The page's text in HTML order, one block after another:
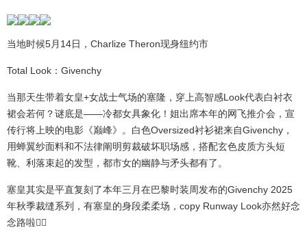
当地时候5月14日，Charlize Theron现身纽约市
Total Look：Givenchy
当那天生带着女皇+女战士气场的塞隆，穿上高智感Look代表白衬衣
裙会若何？谜底是——冷都女具象化！姐出席本年的网飞推介会，宣
传行将上映的电影《巅峰》。白色Oversized衬衫裙来自Givenchy，
用蝉翼纱面料和不法律阐明剪裁破坏职场感，搭配玄色皮质方头短
靴、利落束起的发型，都市女的幽静与矛头都有了。
塞皇其实是平直复刻了本年三月在巴黎时装周发布的Givenchy 2025
年秋季裁缝系列，有塞皇的身段柔柔场，copy Runway Look亦然好念
念路啦👇🏻